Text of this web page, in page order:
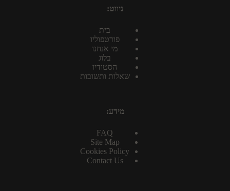
ניווט:
בית
פורטפוליו
מי אנחנו
בלוג
הסטודיו
שאלות ותשובות
מידע:
FAQ
Site Map
Cookies Policy
Contact Us